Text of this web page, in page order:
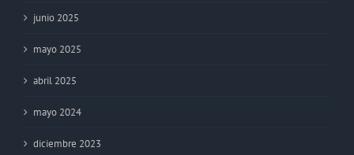
junio 2025
mayo 2025
abril 2025
mayo 2024
diciembre 2023